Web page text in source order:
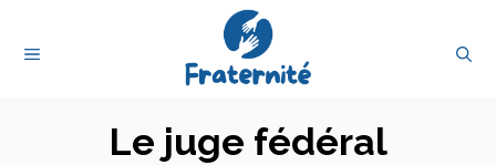
MENU
Le juge fédéral